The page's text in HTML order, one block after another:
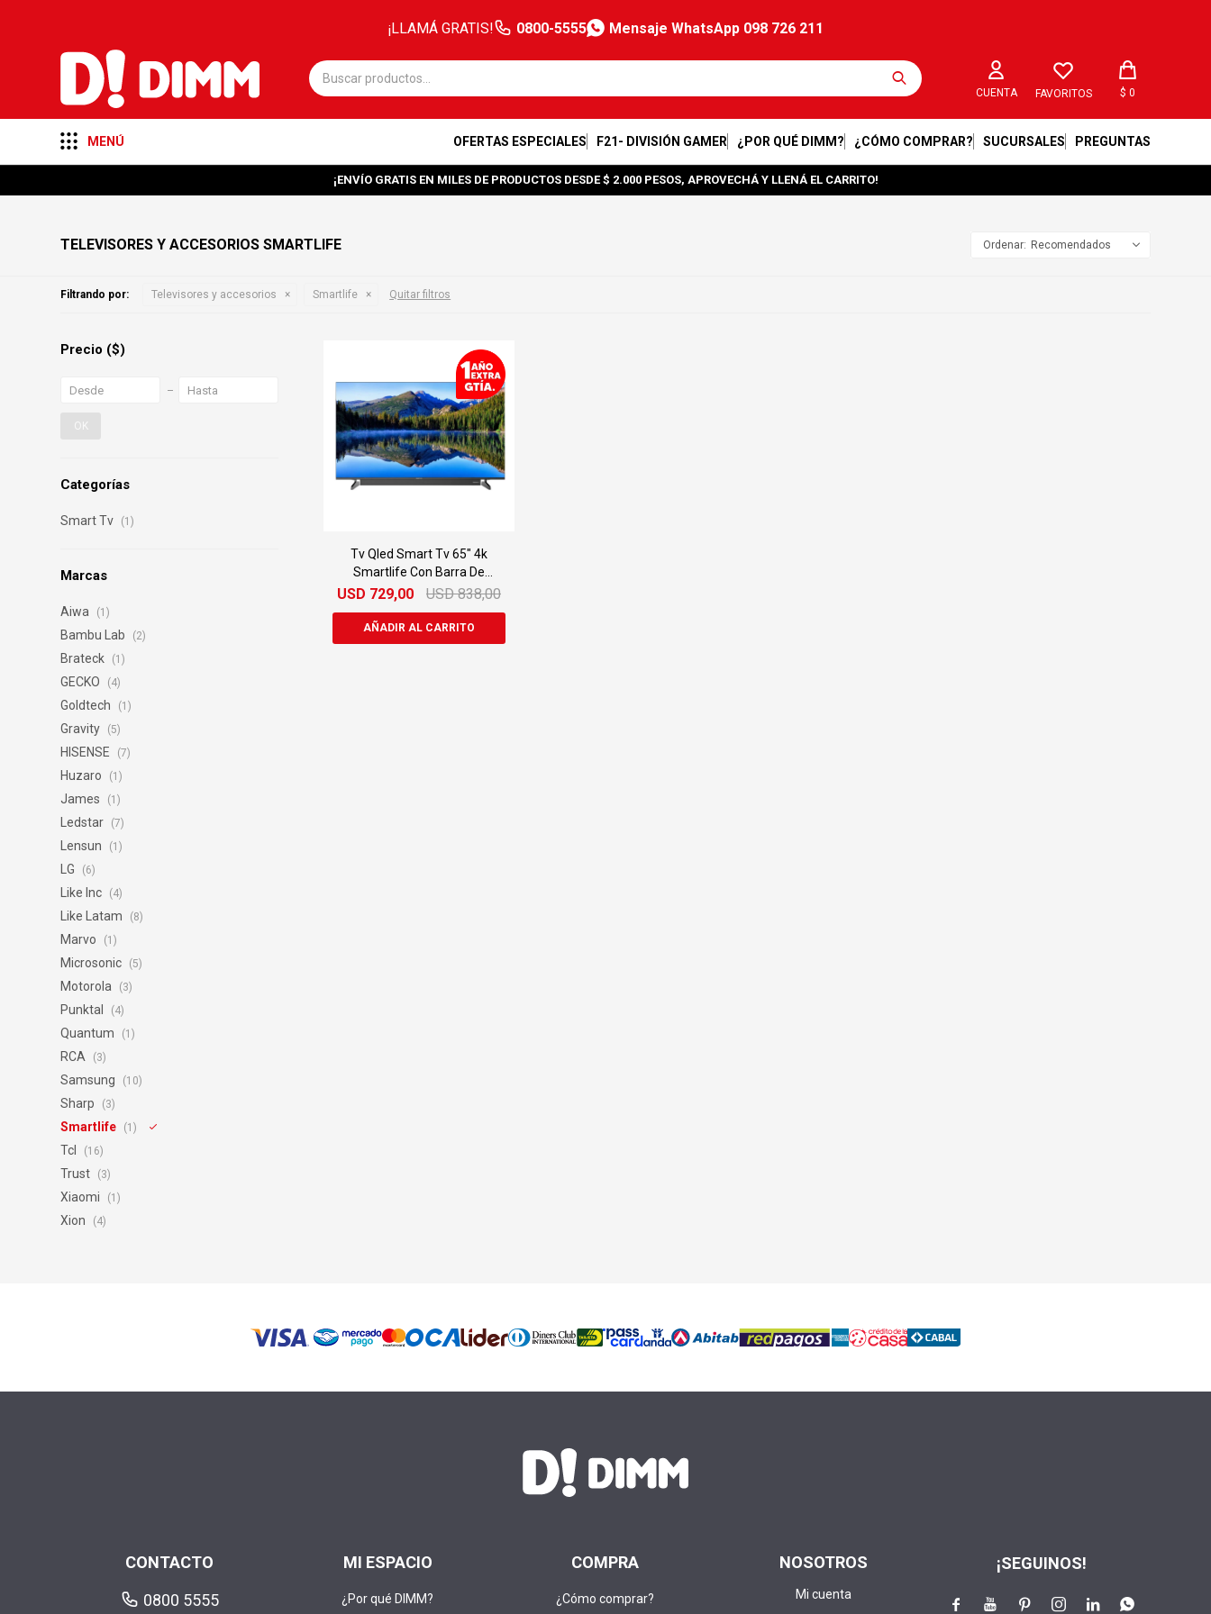
¡LLAMÁ GRATIS! 0800-5555 Mensaje WhatsApp 098 726 211
MENÚ OFERTAS ESPECIALES F21- DIVISIÓN GAMER ¿POR QUÉ DIMM? ¿CÓMO COMPRAR? SUCURSALES PREGUNTAS
FAVORITOS $ 0
¡ENVÍO GRATIS EN MILES DE PRODUCTOS DESDE $ 2.000 PESOS, APROVECHÁ Y LLENÁ EL CARRITO!
TELEVISORES Y ACCESORIOS SMARTLIFE Recomendados
Filtrando por: Televisores y accesorios Smartlife Quitar filtros
Categorías
Smart Tv (1)
Marcas
Aiwa (1)
Bambu Lab (2)
Brateck (1)
GECKO (4)
Goldtech (1)
Gravity (5)
HISENSE (7)
Huzaro (1)
James (1)
Ledstar (7)
Lensun (1)
LG (6)
Like Inc (4)
Like Latam (8)
Marvo (1)
Microsonic (5)
Motorola (3)
Punktal (4)
Quantum (1)
RCA (3)
Samsung (10)
Sharp (3)
Smartlife (1)
Tcl (16)
Trust (3)
Xiaomi (1)
Xion (4)
Precio ($)
OK
Tv Qled Smart Tv 65" 4k
Smartlife Con Barra De
Sonido
USD 729,00 USD 838,00
MI ESPACIO
¿Por qué DIMM?
COMPRA
¿Cómo comprar?
NOSOTROS
Mi cuenta
CONTACTO
0800 5555
¡SEGUINOS!
     